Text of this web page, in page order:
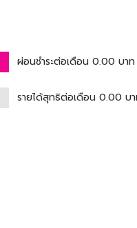
ผ่อนชำระต่อเดือน 0.00 บาท
รายได้สุทธิต่อเดือน 0.00 บ